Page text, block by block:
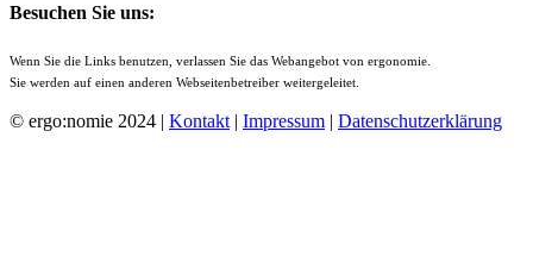
Besuchen Sie uns:
Wenn Sie die Links benutzen, verlassen Sie das Webangebot von ergonomie.
Sie werden auf einen anderen Webseitenbetreiber weitergeleitet.
© ergo:nomie 2024 | Kontakt | Impressum | Datenschutzerklärung